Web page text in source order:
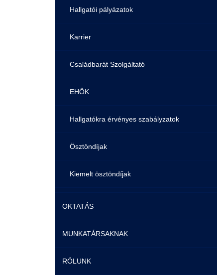
Hallgatói pályázatok
Karrier
Családbarát Szolgáltató
EHÖK
Hallgatókra érvényes szabályzatok
Ösztöndíjak
Kiemelt ösztöndíjak
Nemzetközi Lehetőségek
Szolgáltatások
Fordítási Szolgáltatások
OKTATÁS
Képzéseink
Duális képzés
MUNKATÁRSAKNAK
Képzéseink
RÓLUNK